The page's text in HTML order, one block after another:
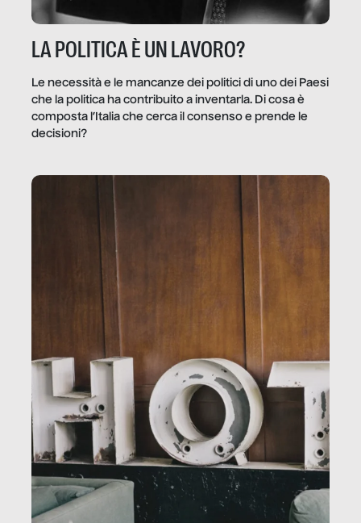
LA POLITICA È UN LAVORO?
Le necessità e le mancanze dei politici di uno dei Paesi
che la politica ha contribuito a inventarla. Di cosa è
composta l’Italia che cerca il consenso e prende le
decisioni?